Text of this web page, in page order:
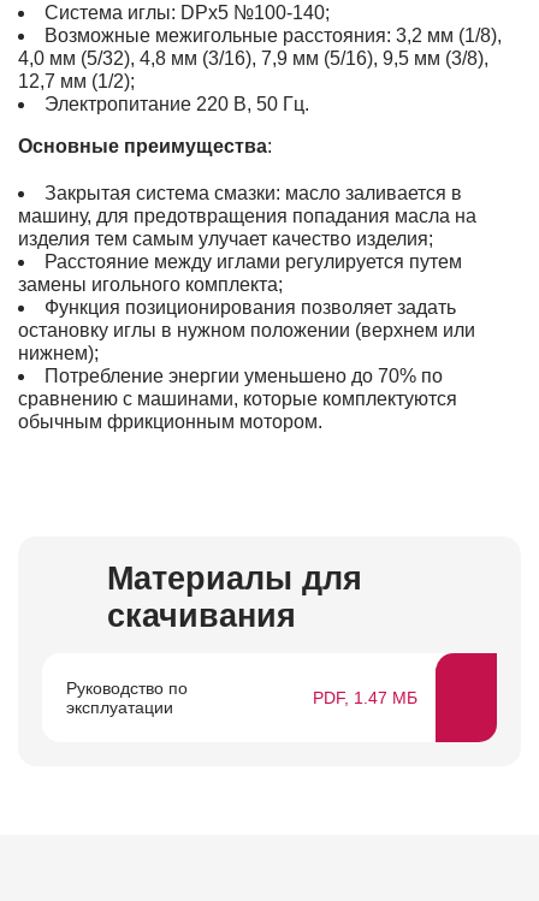
Система иглы: DPx5 №100-140;
Возможные межигольные расстояния: 3,2 мм (1/8),
4,0 мм (5/32), 4,8 мм (3/16), 7,9 мм (5/16), 9,5 мм (3/8),
12,7 мм (1/2);
Электропитание 220 В, 50 Гц.
Основные преимущества:
Закрытая система смазки: масло заливается в
машину, для предотвращения попадания масла на
изделия тем самым улучает качество изделия;
Расстояние между иглами регулируется путем
замены игольного комплекта;
Функция позиционирования позволяет задать
остановку иглы в нужном положении (верхнем или
нижнем);
Потребление энергии уменьшено до 70% по
сравнению с машинами, которые комплектуются
обычным фрикционным мотором.
Материалы для
скачивания
Руководство по
эксплуатации
PDF, 1.47 МБ